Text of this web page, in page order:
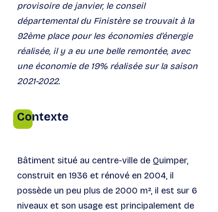
provisoire de janvier, le conseil
départemental du Finistère se trouvait à la
92ème place pour les économies d’énergie
réalisée, il y a eu une belle remontée, avec
une économie de 19% réalisée sur la saison
2021-2022.
Contexte
Bâtiment situé au centre-ville de Quimper,
construit en 1936 et rénové en 2004, il
possède un peu plus de 2000 m², il est sur 6
niveaux et son usage est principalement de